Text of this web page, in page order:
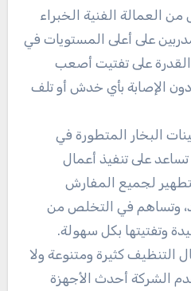
العمالة الفنية الخبراء
على أعلى المستويات في
على تفتيت أصعب
دون الإصابة بأي خدش أو تلف
البخار المتطورة في
على تنفيذ أعمال
لجميع المفارش
وتساهم في التخلص من
وتفتيتها بكل سهولة.
التنظيف كثيرة ومتنوعة ولا
الشركة أحدث الأجهزة